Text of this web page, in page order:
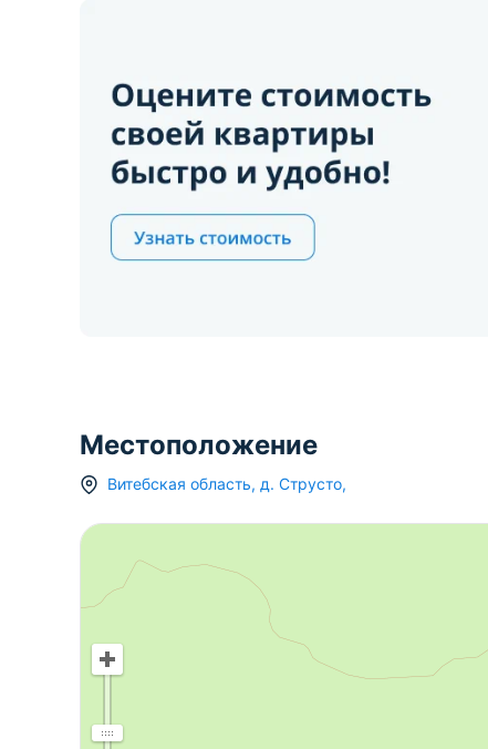
Местоположение
Витебская область, д. Струсто,